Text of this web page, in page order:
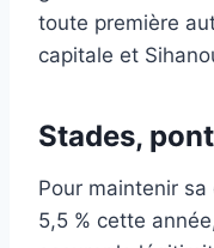
toute première
capitale et
Stades,
Pour maintenir
5,5 % cette